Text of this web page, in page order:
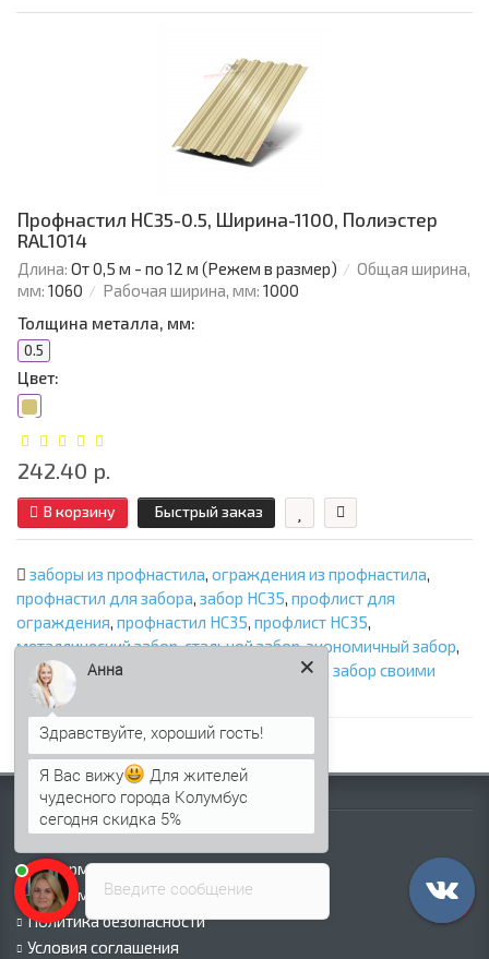
Профнастил НС35-0.5, Ширина-1100, Полиэстер
RAL1014
Длина: От 0,5 м - по 12 м (Режем в размер)
Общая ширина,
мм: 1060 Рабочая ширина, мм: 1000
Толщина металла, мм:
0.5
Цвет:
242.40 р.
В корзину Быстрый заказ
заборы из профнастила, ограждения из профнастила,
профнастил для забора, забор НС35, профлист для
ограждения, профнастил НС35, профлист НС35,
металлический забор,стальной забор,экономичный забор,
забор из профлиста
ограждение участка
забор своими
руками,
Информация
Информация о компании
Информация о доставке
Политика безопасности
Условия соглашения
Введите сообщение
Анна
Я Вас вижу
Для жителей
чудесного города Колумбус
сегодня скидка 5%